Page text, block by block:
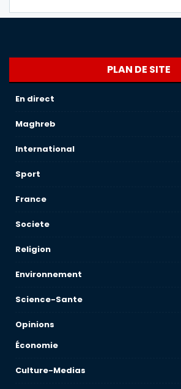
PLAN DE SITE
En direct
Maghreb
International
Sport
France
Societe
Religion
Environnement
Science-Sante
Opinions
Économie
Culture-Medias